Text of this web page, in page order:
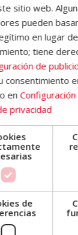
los objetivos de
las puertas a una
el ámbito
como:
/ Analista de
de Calidad de
Business
de Datos
en
sitio web.
pueden
en lugar
tiene
de
consentimiento
en
privacidad
de